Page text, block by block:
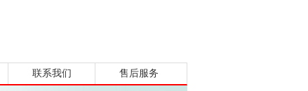
联系我们 售后服务